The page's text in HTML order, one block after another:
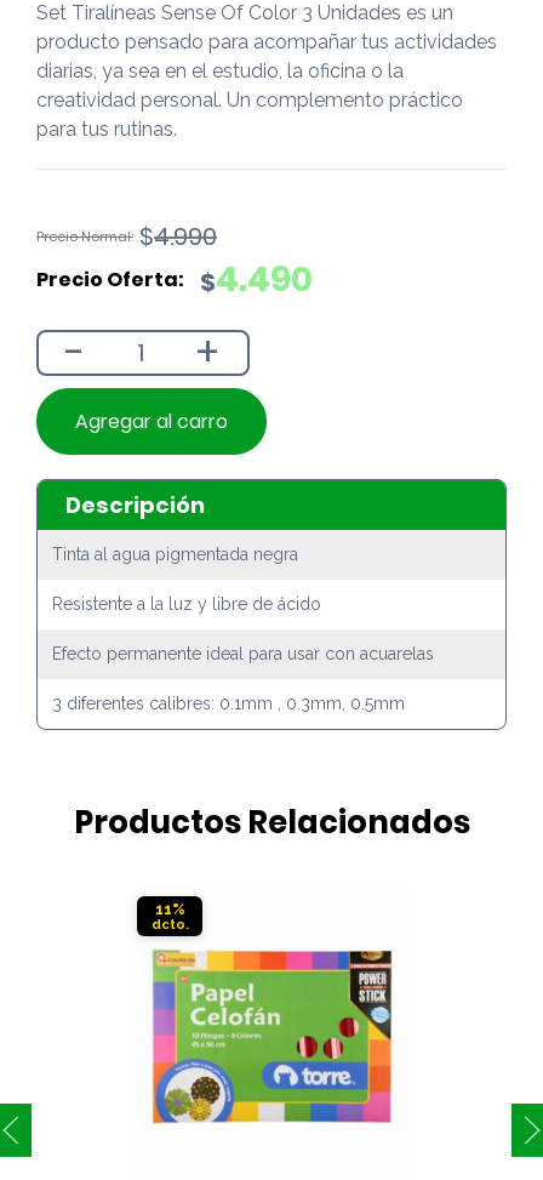
Set Tiralíneas Sense Of Color 3 Unidades es un
producto pensado para acompañar tus actividades
diarias, ya sea en el estudio, la oficina o la
creatividad personal. Un complemento práctico
para tus rutinas.
$4.990
El
original
$4.990.
$4.490
El
actual
$4.490.
- +
Agregar al carro
Descripción
Tinta al agua pigmentada negra
Resistente a la luz y libre de ácido
Efecto permanente ideal para usar con acuarelas
3 diferentes calibres: 0.1mm , 0.3mm, 0.5mm
Productos Relacionados
11%